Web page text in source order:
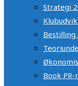
Strategi
Book